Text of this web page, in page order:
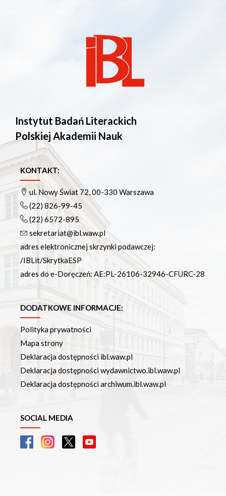
Instytut Badań Literackich
Polskiej Akademii Nauk
KONTAKT:
ul. Nowy Świat 72, 00-330 Warszawa
(22) 826-99-45
(22) 6572-895
sekretariat@ibl.waw.pl
adres elektronicznej skrzynki podawczej:
/IBLit/SkrytkaESP
adres do e-Doręczeń: AE:PL-26106-32946-CFURC-28
DODATKOWE INFORMACJE:
Polityka prywatności
Mapa strony
Deklaracja dostępności ibl.waw.pl
Deklaracja dostępności wydawnictwo.ibl.waw.pl
Deklaracja dostępności archiwum.ibl.waw.pl
SOCIAL MEDIA